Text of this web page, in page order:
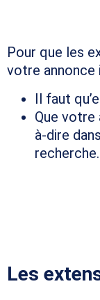
Pour que les
votre annonce
Il faut
Que votre
à-dire
recherche.
Les